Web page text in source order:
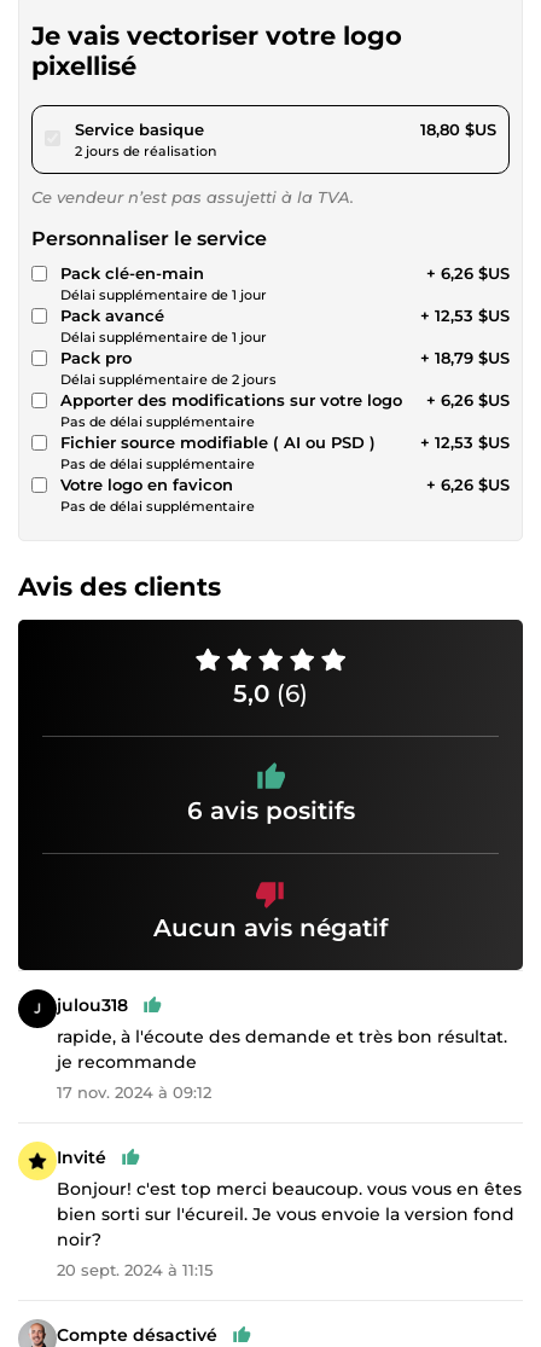
Je vais vectoriser votre logo
pixellisé
Service basiquepour 17,32 $US
2 jours de réalisation
18,80 $US
Ce vendeur n’est pas assujetti à la TVA.
Personnaliser le service
Pack clé-en-main
Délai supplémentaire de 1 jour
+ 6,26 $US
Pack avancé
Délai supplémentaire de 1 jour
+ 12,53 $US
Pack pro
Délai supplémentaire de 2 jours
+ 18,79 $US
Apporter des modifications sur votre logo
Pas de délai supplémentaire
+ 6,26 $US
Fichier source modifiable ( AI ou PSD )
Pas de délai supplémentaire
+ 12,53 $US
Votre logo en favicon
Pas de délai supplémentaire
+ 6,26 $US
Avis des clients
5,0 (6)
6 avis positifs
Aucun avis négatif
julou318
rapide, à l'écoute des demande et très bon résultat.
je recommande
17 nov. 2024 à 09:12
Invité
Bonjour! c'est top merci beaucoup. vous vous en êtes
bien sorti sur l'écureil. Je vous envoie la version fond
noir?
20 sept. 2024 à 11:15
Compte désactivé